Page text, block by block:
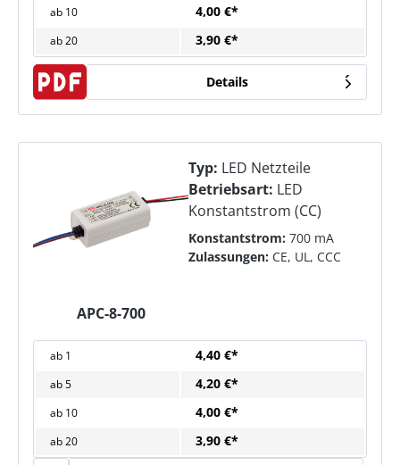
ab 10 4,00 €*
ab20 3,90 €*
Details
APC-8-700
Typ: LED Netzteile
Betriebsart: LED
Konstantstrom (CC)
Konstantstrom: 700 mA
Zulassungen: CE, UL, CCC
ab 1 4,40 €*
ab5 4,20 €*
ab 10 4,00 €*
ab20 3,90 €*